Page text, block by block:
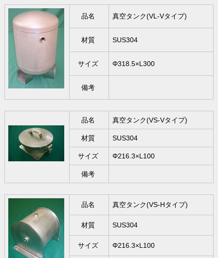
品名 真空タンク(VL-Vタイプ)
材質 SUS304
サイズ Φ318.5×L300
備考
品名 真空タンク(VS-Vタイプ)
材質 SUS304
サイズ Φ216.3×L100
備考
品名 真空タンク(VS-Hタイプ)
材質 SUS304
サイズ Φ216.3×L100